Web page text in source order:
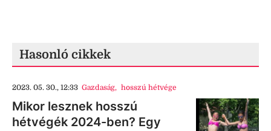
Hasonló cikkek
2023. 05. 30., 12:33 Gazdaság, hosszú hétvége
Mikor lesznek hosszú
hétvégék 2024-ben? Egy